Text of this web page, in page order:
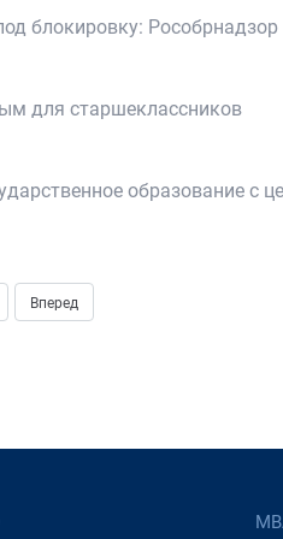
блокировку:
для старшеклассников
образование с
Вперед